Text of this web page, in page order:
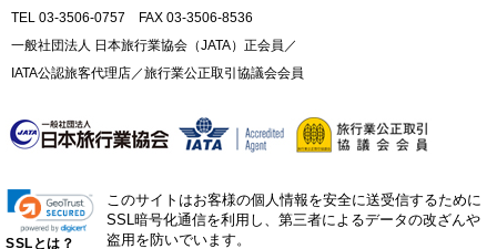
TEL 03-3506-0757 FAX 03-3506-8536
一般社団法人 日本旅行業協会（JATA）正会員／
IATA公認旅客代理店／旅行業公正取引協議会会員
SSLとは？
このサイトはお客様の個人情報を安全に送受信するために
SSL暗号化通信を利用し、第三者によるデータの改ざんや
盗用を防いでいます。